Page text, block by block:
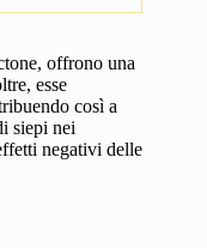
offrono una
esse
così a
siepi nei
negativi delle